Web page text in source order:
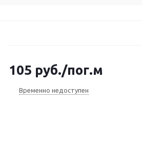
105 руб./пог.м
Временно недоступен